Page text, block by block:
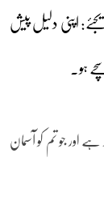
اپنی دلیل پیش
ہو۔
اور جو تم کو آسمان